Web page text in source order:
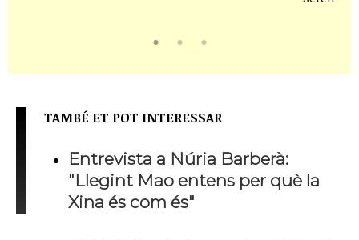
TAMBÉ ET POT INTERESSAR
Entrevista a Núria Barberà:
"Llegint Mao entens per què la
Xina és com és"